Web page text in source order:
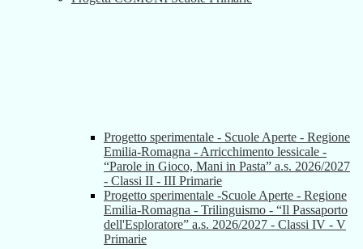
Progetto sperimentale - Scuole Aperte - Regione
Emilia-Romagna - Arricchimento lessicale -
“Parole in Gioco, Mani in Pasta” a.s. 2026/2027
- Classi II - III Primarie
Progetto sperimentale -Scuole Aperte - Regione
Emilia-Romagna - Trilinguismo - “Il Passaporto
dell'Esploratore” a.s. 2026/2027 - Classi IV - V
Primarie